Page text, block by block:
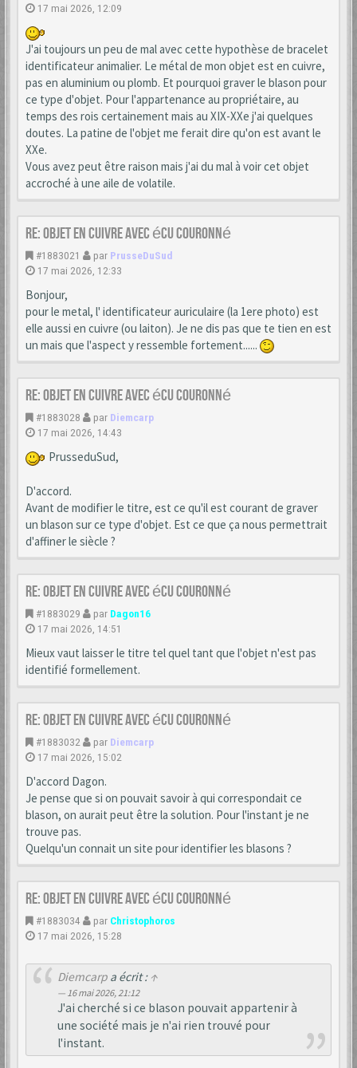
17 mai 2026, 12:09
J'ai toujours un peu de mal avec cette hypothèse de bracelet
identificateur animalier. Le métal de mon objet est en cuivre,
pas en aluminium ou plomb. Et pourquoi graver le blason pour
ce type d'objet. Pour l'appartenance au propriétaire, au
temps des rois certainement mais au XIX-XXe j'ai quelques
doutes. La patine de l'objet me ferait dire qu'on est avant le
XXe.
Vous avez peut être raison mais j'ai du mal à voir cet objet
accroché à une aile de volatile.
Re: Objet en cuivre avec écu couronné
#1883021 par PrusseDuSud
17 mai 2026, 12:33
Bonjour,
pour le metal, l' identificateur auriculaire (la 1ere photo) est
elle aussi en cuivre (ou laiton). Je ne dis pas que te tien en est
un mais que l'aspect y ressemble fortement......
Re: Objet en cuivre avec écu couronné
#1883028 par Diemcarp
17 mai 2026, 14:43
PrusseduSud,
D'accord.
Avant de modifier le titre, est ce qu'il est courant de graver
un blason sur ce type d'objet. Est ce que ça nous permettrait
d'affiner le siècle ?
Re: Objet en cuivre avec écu couronné
#1883029 par Dagon16
17 mai 2026, 14:51
Mieux vaut laisser le titre tel quel tant que l'objet n'est pas
identifié formellement.
Re: Objet en cuivre avec écu couronné
#1883032 par Diemcarp
17 mai 2026, 15:02
D'accord Dagon.
Je pense que si on pouvait savoir à qui correspondait ce
blason, on aurait peut être la solution. Pour l'instant je ne
trouve pas.
Quelqu'un connait un site pour identifier les blasons ?
Re: Objet en cuivre avec écu couronné
#1883034 par Christophoros
17 mai 2026, 15:28
Diemcarpa écrit : ↑
16 mai 2026, 21:12
J'ai cherché si ce blason pouvait appartenir à
une société mais je n'ai rien trouvé pour
l'instant.